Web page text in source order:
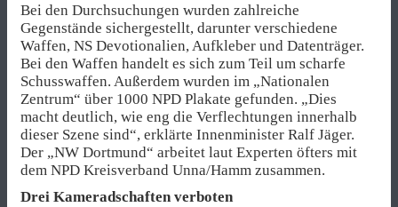
Bei den Durchsuchungen wurden zahlreiche
Gegenstände sichergestellt, darunter verschiedene
Waffen, NS Devotionalien, Aufkleber und Datenträger.
Bei den Waffen handelt es sich zum Teil um scharfe
Schusswaffen. Außerdem wurden im „Nationalen
Zentrum“ über 1000 NPD Plakate gefunden. „Dies
macht deutlich, wie eng die Verflechtungen innerhalb
dieser Szene sind“, erklärte Innenminister Ralf Jäger.
Der „NW Dortmund“ arbeitet laut Experten öfters mit
dem NPD Kreisverband Unna/Hamm zusammen.
Drei Kameradschaften verboten